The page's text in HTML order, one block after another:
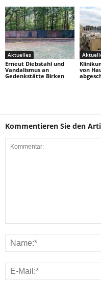
Aktuelles
Erneut Diebstahl und
Vandalismus an
Gedenkstätte Birken
von
Kommentieren Sie den